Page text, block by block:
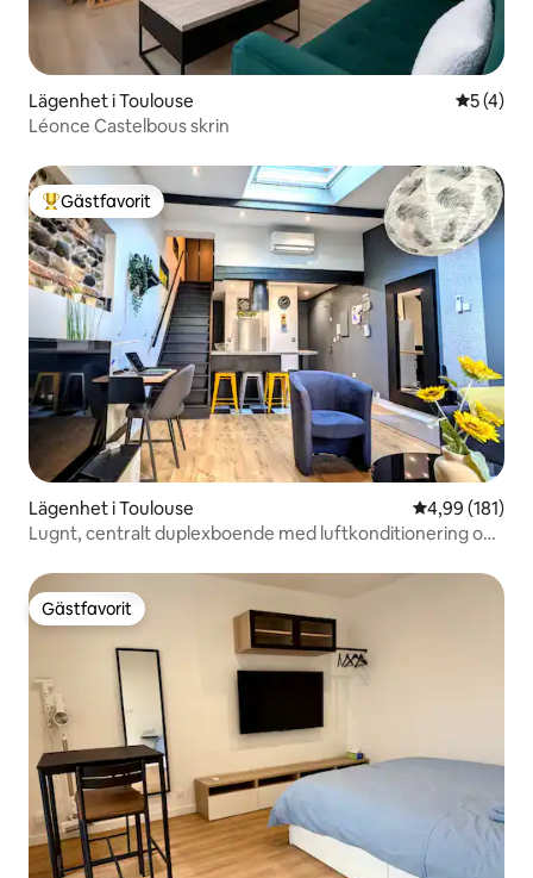
Lägenhet i Toulouse 5 av 5 i
5 (4)
Léonce Castelbous skrin
Populär gästfavorit
Gästfavorit
Lägenhet i Toulouse 4,99 av 5 i
4,99 (181)
Lugnt, centralt duplexboende med luftkonditionering och
Gästfavorit
Gästfavorit